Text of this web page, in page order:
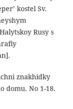
kostel Sv.
Rusy s
znakhidky
domu. No 1-18.